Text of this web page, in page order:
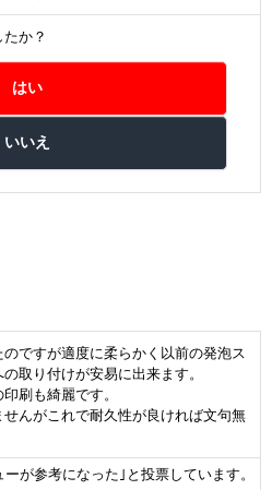
か？
ですが適度に柔らかく以前の発泡ス
取り付けが安易に出来ます。
刷も綺麗です。
んがこれで耐久性が良ければ文句無
が参考になった｣と投票しています。